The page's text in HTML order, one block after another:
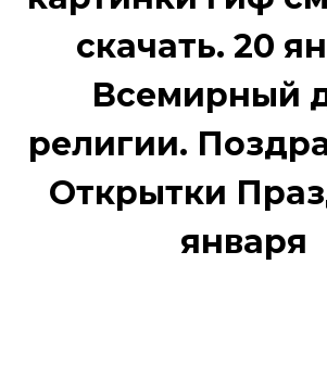
скачать. 20
Всемирный
религии.
Открытки
января